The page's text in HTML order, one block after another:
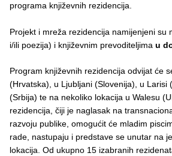
programa književnih rezidencija.
Projekt i mreža rezidencija namijenjeni su
i/ili poezija) i književnim prevoditeljima u
Program književnih rezidencija odvijat će
(Hrvatska), u Ljubljani (Slovenija), u Larisi
(Srbija) te na nekoliko lokacija u Walesu
rezidencija, čiji je naglasak na
razvoju publike, omogućit će mladim
rade, nastupaju i predstave se unutar na
lokacija. Od ukupno 15 izabranih